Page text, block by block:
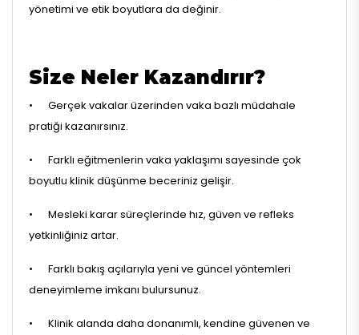
yönetimi ve etik boyutlara da değinir.
Size Neler Kazandırır?
•
Gerçek vakalar üzerinden vaka bazlı müdahale
pratiği kazanırsınız.
•
Farklı eğitmenlerin vaka yaklaşımı sayesinde çok
boyutlu klinik düşünme beceriniz gelişir.
•
Mesleki karar süreçlerinde hız, güven ve refleks
yetkinliğiniz artar.
•
Farklı bakış açılarıyla yeni ve güncel yöntemleri
deneyimleme imkanı bulursunuz.
•
Klinik alanda daha donanımlı, kendine güvenen ve